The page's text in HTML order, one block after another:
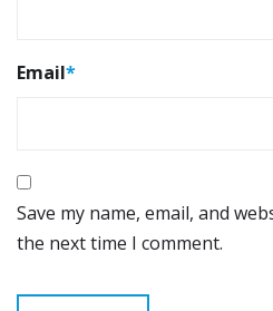
Email*
Save my name, email, and
the next time I comment.